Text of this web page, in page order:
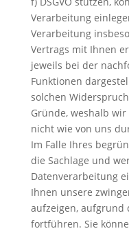
Verarbeitung
Verarbeitung
Vertrags mit Ihnen
jeweils bei der
Funktionen
solchen
Gründe, weshalb
nicht wie von uns
Im Falle Ihres
die Sachlage und
Datenverarbeitung
Ihnen unsere
aufzeigen, aufgrund
fortführen. Sie